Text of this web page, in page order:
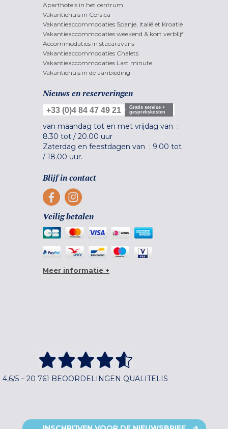
Aparthotels in het centrum
Vakantiehuis in Corsica
Vakantieaccommodaties Spanje, Italië et Kroatië
Vakantieaccommodaties weekend & kort verblijf
Accommodaties in stacaravans
Vakantieaccommodaties Chalets
Vakantieaccommodaties Last minute
Vakantiehuis in de aanbieding
Nieuws en reserveringen
+33 (0)4 84 47 49 21
Gratis service +
gesprekskosten
van maandag tot en met vrijdag van :
8.30 tot / 20.00 uur
Zaterdag en feestdagen van : 9.00 tot
/ 18.00 uur.
Blijf in contact
Veilig betalen
Meer informatie +
4,6/5 – 20 761 BEOORDELINGEN QUALITELIS